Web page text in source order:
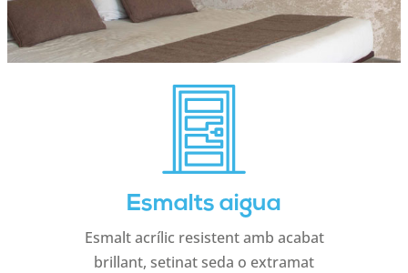
Esmalts aigua
Esmalt acrílic resistent amb acabat
brillant, setinat seda o extramat